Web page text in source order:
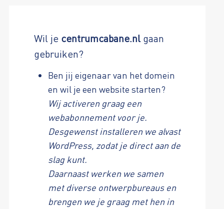
Wil je centrumcabane.nlgaan
gebruiken?
Ben jij eigenaar van het domein
en wil je een website starten?
Wij activeren graag een
webabonnement voor je.
Desgewenst installeren we alvast
WordPress, zodat je direct aan de
slag kunt.
Daarnaast werken we samen
met diverse ontwerpbureaus en
brengen we je graag met hen in